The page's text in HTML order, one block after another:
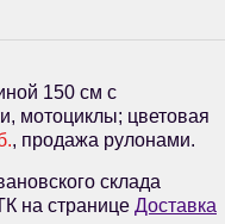
150 см с
мотоциклы; цветовая
, продажа рулонами.
склада
на странице Доставка